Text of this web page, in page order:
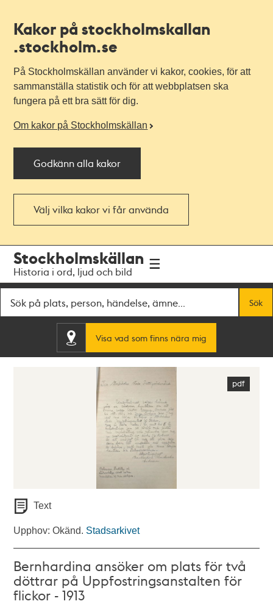
Kakor på stockholmskallan
.stockholm.se
På Stockholmskällan använder vi kakor, cookies, för att
sammanställa statistik och för att webbplatsen ska
fungera på ett bra sätt för dig.
Om kakor på Stockholmskällan
Godkänn alla kakor
Välj vilka kakor vi får använda
navigationen
huvudinnehållet
Stockholmskällan
Historia i ord, ljud och bild
Sök
Visa vad som finns nära mig
Text
Upphov: Okänd. Stadsarkivet
Bernhardina ansöker om plats för två
döttrar på Uppfostringsanstalten för
flickor - 1913